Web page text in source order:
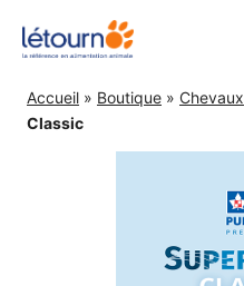
Accueil » Boutique » Chevaux
Classic